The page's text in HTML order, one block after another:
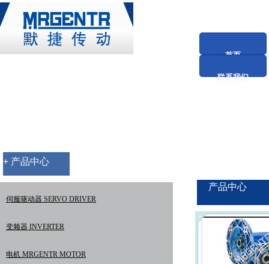
首页
联系我们
+ 产品中心
伺服驱动器 SERVO DRIVER
变频器 INVERTER
电机 MRGENTR MOTOR
产品中心